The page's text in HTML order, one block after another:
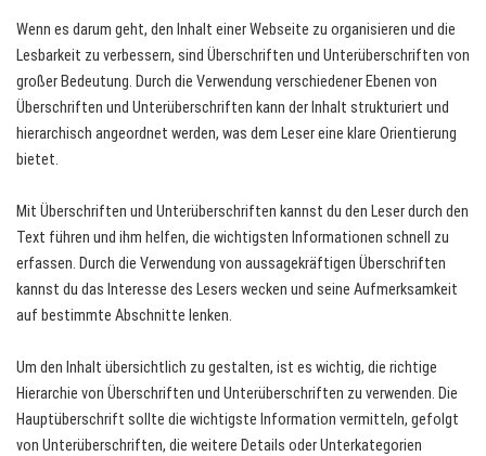
Wenn es darum geht, den Inhalt einer Webseite zu organisieren und die
Lesbarkeit zu verbessern, sind Überschriften und Unterüberschriften von
großer Bedeutung. Durch die Verwendung verschiedener Ebenen von
Überschriften und Unterüberschriften kann der Inhalt strukturiert und
hierarchisch angeordnet werden, was dem Leser eine klare Orientierung
bietet.
Mit Überschriften und Unterüberschriften kannst du den Leser durch den
Text führen und ihm helfen, die wichtigsten Informationen schnell zu
erfassen. Durch die Verwendung von aussagekräftigen Überschriften
kannst du das Interesse des Lesers wecken und seine Aufmerksamkeit
auf bestimmte Abschnitte lenken.
Um den Inhalt übersichtlich zu gestalten, ist es wichtig, die richtige
Hierarchie von Überschriften und Unterüberschriften zu verwenden. Die
Hauptüberschrift sollte die wichtigste Information vermitteln, gefolgt
von Unterüberschriften, die weitere Details oder Unterkategorien